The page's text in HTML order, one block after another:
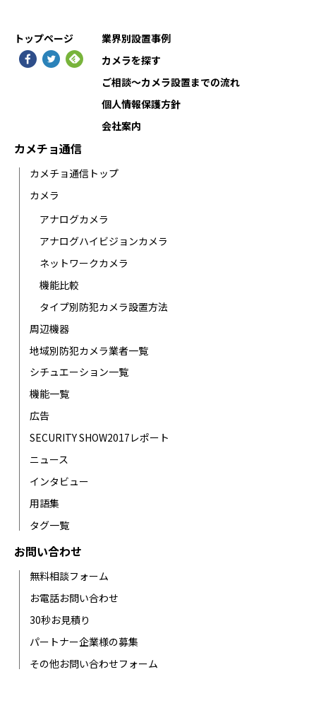
トップページ
業界別設置事例
カメラを探す
ご相談〜カメラ設置までの流れ
個人情報保護方針
会社案内
カメチョ通信
カメチョ通信トップ
カメラ
アナログカメラ
アナログハイビジョンカメラ
ネットワークカメラ
機能比較
タイプ別防犯カメラ設置方法
周辺機器
地域別防犯カメラ業者一覧
シチュエーション一覧
機能一覧
広告
SECURITY SHOW2017レポート
ニュース
インタビュー
用語集
タグ一覧
お問い合わせ
無料相談フォーム
お電話お問い合わせ
30秒お見積り
パートナー企業様の募集
その他お問い合わせフォーム